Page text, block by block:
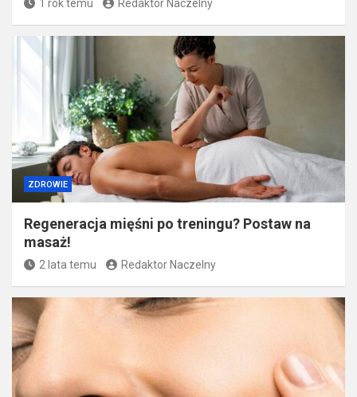
1 rok temu Redaktor Naczelny
ZDROWIE
Regeneracja mięśni po treningu? Postaw na
masaż!
2 lata temu Redaktor Naczelny